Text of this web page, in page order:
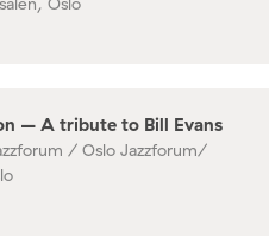
– A tribute to Bill Evans
/ Oslo Jazzforum/